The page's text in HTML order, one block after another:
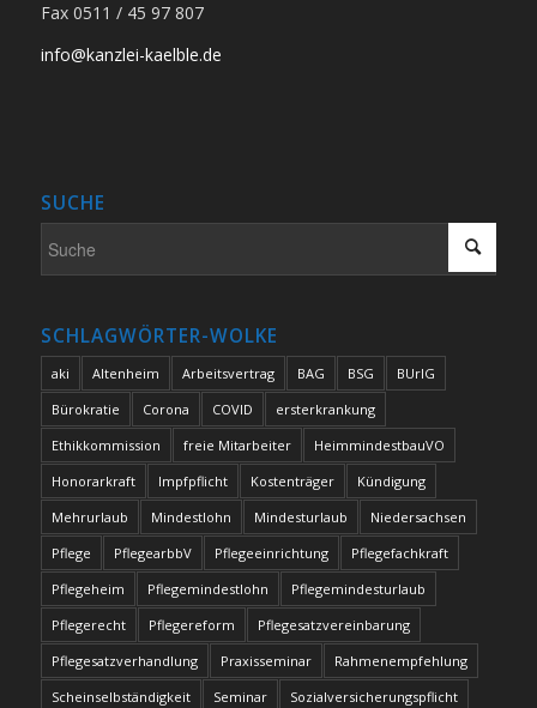
Fax 0511 / 45 97 807
info@kanzlei-kaelble.de
SUCHE
SCHLAGWÖRTER-WOLKE
aki Altenheim Arbeitsvertrag BAG BSG
BUrlG
Bürokratie
Corona COVID
ersterkrankung
Ethikkommission
freie Mitarbeiter
HeimmindestbauVO
Honorarkraft
Impfpflicht Kostenträger
Kündigung
Mehrurlaub
Mindestlohn Mindesturlaub
Niedersachsen
Pflege
PflegearbbV Pflegeeinrichtung
Pflegefachkraft
Pflegeheim
Pflegemindestlohn
Pflegemindesturlaub
Pflegerecht
Pflegereform
Pflegesatzvereinbarung
Pflegesatzverhandlung
Praxisseminar
Rahmenempfehlung
Scheinselbständigkeit
Seminar
Sozialversicherungspflicht